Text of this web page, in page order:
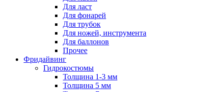
Для ласт
Для фонарей
Для трубок
Для ножей, инструмента
Для баллонов
Прочее
Фридайвинг
Гидрокостюмы
Толщина 1-3 мм
Толщина 5 мм